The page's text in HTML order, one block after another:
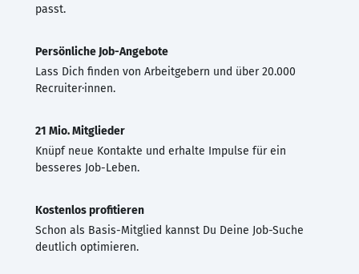
passt.
Persönliche Job-Angebote
Lass Dich finden von Arbeitgebern und über 20.000
Recruiter·innen.
21 Mio. Mitglieder
Knüpf neue Kontakte und erhalte Impulse für ein
besseres Job-Leben.
Kostenlos profitieren
Schon als Basis-Mitglied kannst Du Deine Job-Suche
deutlich optimieren.